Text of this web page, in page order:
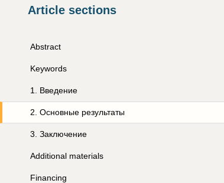
Article sections
Abstract
Keywords
1 Введение
2 Основные результаты
3 Заключение
Additional materials
Financing